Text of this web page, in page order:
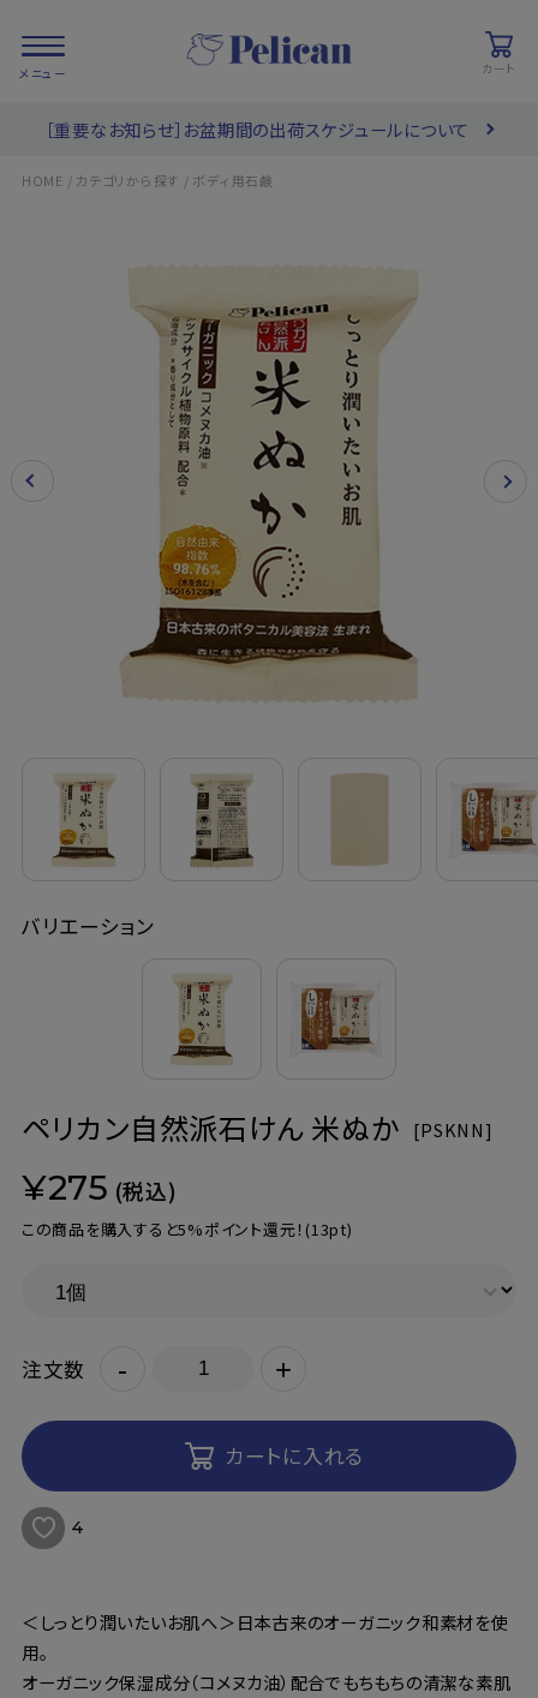
カート
PRODUCTS/ 商品を探す
COLLECTIONS / ブランド一覧
お問い合わせ
ご利用案内
よくあるご質問
会員登録でお得
［重要なお知らせ］お盆期間の出荷スケジュールについて
HOME / カテゴリから探す / ボディ用石鹸
バリエーション
ペリカン自然派石けん 米ぬか [PSKNN]
¥275 (税込)
この商品を購入すると5%ポイント還元！ (13pt)
注文数 - +
カートに入れる
4
＜しっとり潤いたいお肌へ＞日本古来のオーガニック和素材を使
用。
オーガニック保湿成分（コメヌカ油）配合でもちもちの清潔な素肌